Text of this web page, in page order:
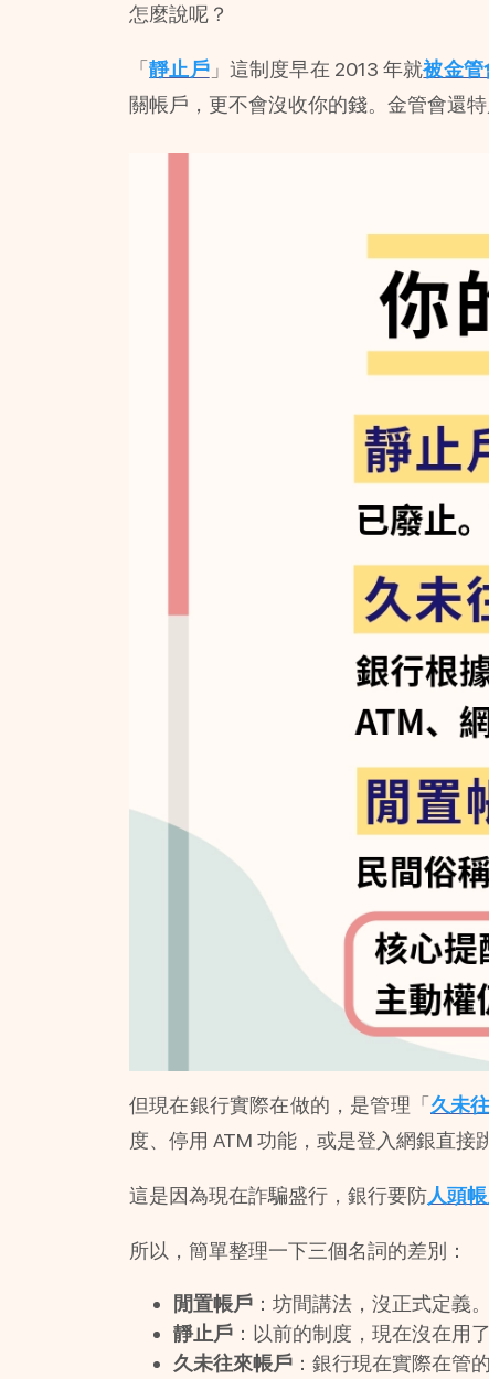
怎麼說呢？
「靜止戶」這制度早在 2013 年就被金管
關帳戶，更不會沒收你的錢。金管會還
但現在銀行實際在做的，是管理「 久未
度、停用 ATM 功能，或是登入網銀直接
這是因為現在詐騙盛行，銀行要防人頭
所以，簡單整理一下三個名詞的差別：
閒置帳戶 ：坊間講法，沒正式定義。
靜止戶 ：以前的制度，現在沒在用了
久未往來帳戶 ：銀行現在實際在管